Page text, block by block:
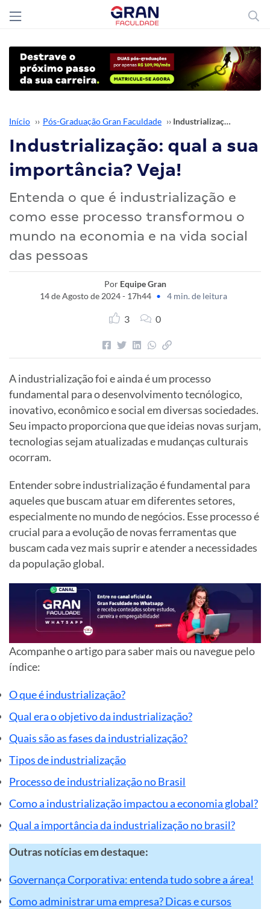
Início ›› Pós-Graduação Gran Faculdade ›› Industrialização: qual a sua importância? Veja!
Industrialização: qual a sua
importância? Veja!
Entenda o que é industrialização e
como esse processo transformou o
mundo na economia e na vida social
das pessoas
Por Equipe Gran
14 de Agosto de 2024 - 17h44 • 4 min. de leitura
3 0
A industrialização foi e ainda é um processo
fundamental para o desenvolvimento tecnólogico,
inovativo, econômico e social em diversas sociedades.
Seu impacto proporciona que que ideias novas surjam,
tecnologias sejam atualizadas e mudanças culturais
ocorram.
Entender sobre industrialização é fundamental para
aqueles que buscam atuar em diferentes setores,
especialmente no mundo de negócios. Esse processo é
crucial para a evolução de novas ferramentas que
buscam cada vez mais suprir e atender a necessidades
da população global.
Acompanhe o artigo para saber mais ou navegue pelo
índice:
O que é industrialização?
Qual era o objetivo da industrialização?
Quais são as fases da industrialização?
Tipos de industrialização
Processo de industrialização no Brasil
Como a industrialização impactou a economia global?
Qual a importância da industrialização no brasil?
Outras notícias em destaque:
Governança Corporativa: entenda tudo sobre a área!
Como administrar uma empresa? Dicas e cursos